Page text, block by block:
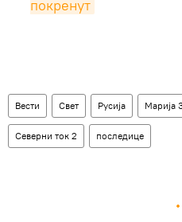
покренут
Вести Свет Русија Марија
Северни ток 2 последице